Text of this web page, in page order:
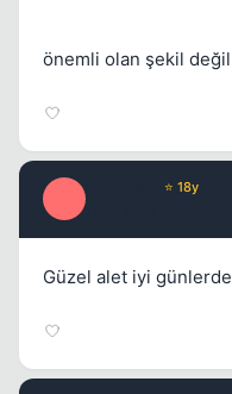
önemli olan şekil
⭐ 18y
Güzel alet iyi